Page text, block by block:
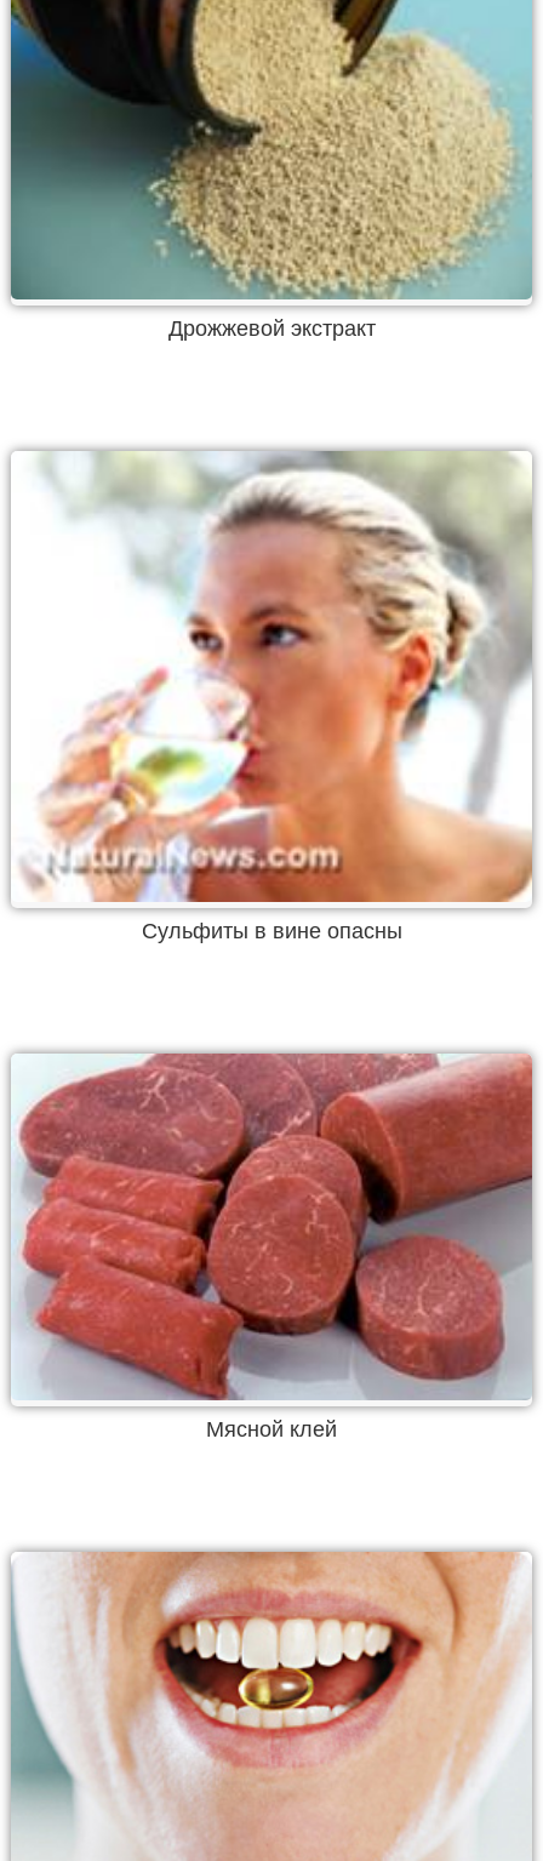
Дрожжевой экстракт
Сульфиты в вине опасны
Мясной клей